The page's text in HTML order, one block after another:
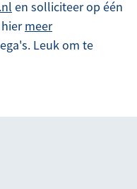
en solliciteer op één
meer
Leuk om te